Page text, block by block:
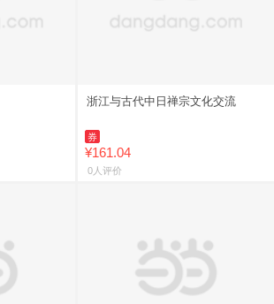
浙江与古代中日禅宗文化交流
券
¥161.04
0人评价